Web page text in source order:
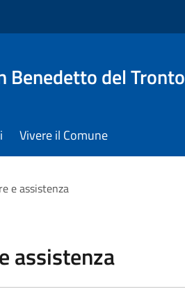
Benedetto del Tronto
Vivere il Comune
e assistenza
assistenza